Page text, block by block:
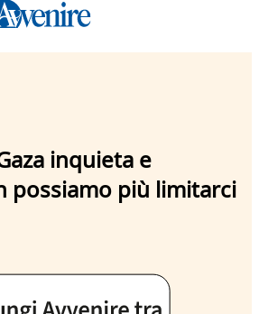
inquieta e
possiamo più limitarci